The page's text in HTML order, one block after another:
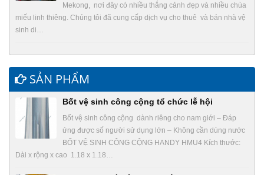
Mekong, nơi đây có nhiều thắng cảnh đẹp và nhiều chùa
miếu linh thiêng. Chúng tôi đã cung cấp dịch vụ cho thuê và bán nhà vệ
sinh di…
SẢN PHẨM
Bốt vệ sinh công cộng tổ chức lễ hội
Bốt vệ sinh công cộng dành riêng cho nam giới – Đáp
ứng được số người sử dụng lớn – Không cần dùng nước
BỐT VỆ SINH CÔNG CỘNG HANDY HMU4 Kích thước:
Dài x rộng x cao 1.18 x 1.18…